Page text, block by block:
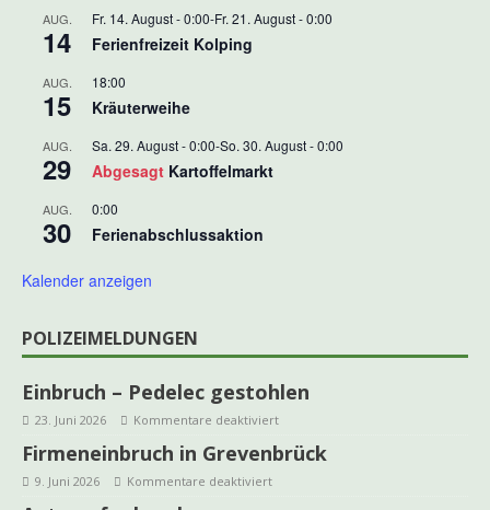
AUG.
14
Fr. 14. August - 0:00-Fr. 21. August - 0:00
Ferienfreizeit Kolping
AUG.
15
18:00
Kräuterweihe
AUG.
29
Sa. 29. August - 0:00-So. 30. August - 0:00
Abgesagt Kartoffelmarkt
AUG.
30
0:00
Ferienabschlussaktion
Kalender anzeigen
POLIZEIMELDUNGEN
Einbruch – Pedelec gestohlen
23. Juni 2026 Kommentare deaktiviert
Firmeneinbruch in Grevenbrück
9. Juni 2026 Kommentare deaktiviert